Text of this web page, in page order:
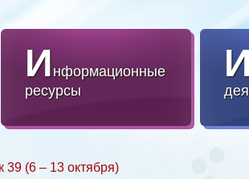
Информационные
ресурсы
39 (6 – 13 октября)